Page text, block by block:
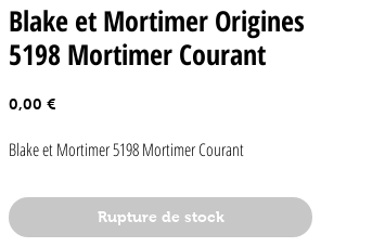
Blake et Mortimer Origines
5198 Mortimer Courant
0,00 €
Blake et Mortimer 5198 Mortimer Courant
Rupture de stock